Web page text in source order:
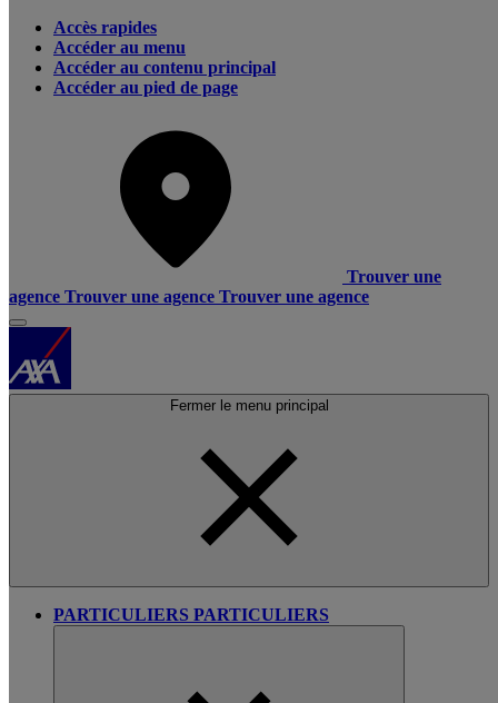
Accès rapides
Accéder au menu
Accéder au contenu principal
Accéder au pied de page
Trouver une
agence Trouver une agence Trouver une agence
Fermer le menu principal
PARTICULIERS PARTICULIERS